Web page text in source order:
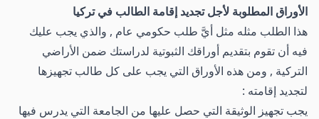
الأوراق المطلوبة لأجل تجديد إقامة الطالب في تركيا
هذا الطلب مثله مثل أيَّ طلب حكومي عام , والذي يجب عليك
فيه أن تقوم بتقديم أوراقك الثبوتية لدراستك ضمن الأراضي
التركية , ومن هذه الأوراق التي يجب على كل طالب تجهيزها
لتجديد إقامته :
يجب تجهيز الوثيقة التي حصل عليها من الجامعة التي يدرس فيها